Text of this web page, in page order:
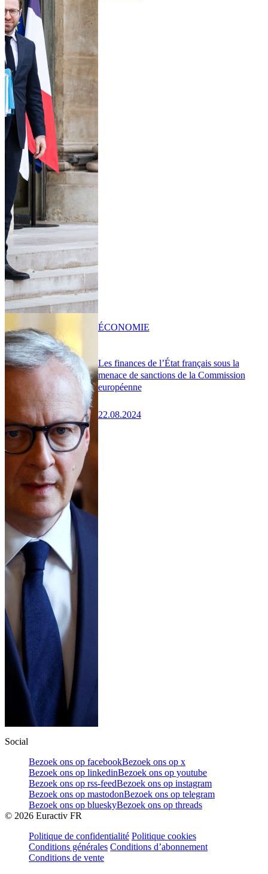
Les finances de l’État français sous la
menace de sanctions de la Commission
européenne
22.08.2024
ÉCONOMIE
Social
Bezoek ons op facebookBezoek ons op x
Bezoek ons op linkedinBezoek ons op youtube
Bezoek ons op rss-feedBezoek ons op instagram
Bezoek ons op mastodonBezoek ons op telegram
Bezoek ons op blueskyBezoek ons op threads
© 2026 Euractiv FR
Politique de confidentialité Politique cookies
Conditions générales Conditions d’abonnement
Conditions de vente